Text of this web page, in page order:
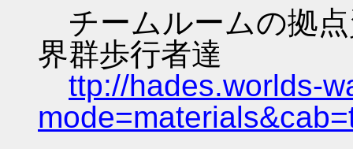
チームルームの拠
界群歩行者達
ttp://hades.worlds-